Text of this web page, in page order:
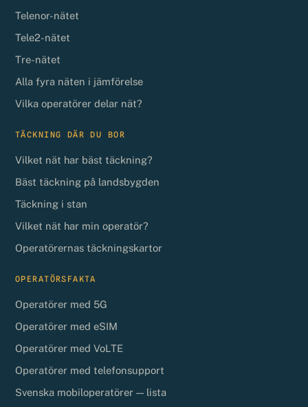
Telenor-nätet
Tele2-nätet
Tre-nätet
Alla fyra näten i jämförelse
Vilka operatörer delar nät?
TÄCKNING DÄR DU BOR
Vilket nät har bäst täckning?
Bäst täckning på landsbygden
Täckning i stan
Vilket nät har min operatör?
Operatörernas täckningskartor
OPERATÖRSFAKTA
Operatörer med 5G
Operatörer med eSIM
Operatörer med VoLTE
Operatörer med telefonsupport
Svenska mobiloperatörer — lista